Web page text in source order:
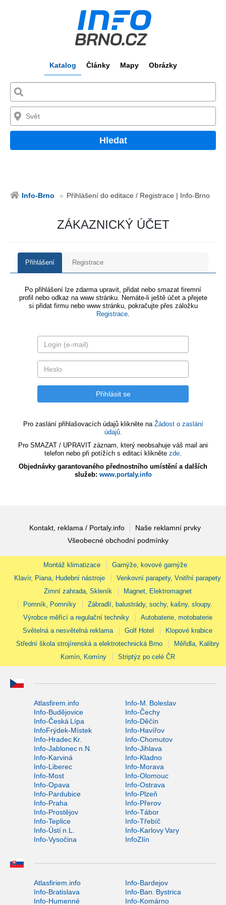
Katalog Články Mapy Obrázky
Hledat
Info-Brno Přihlášení do editace / Registrace | Info-Brno
ZÁKAZNICKÝ ÚČET
Přihlášení Registrace
Po přihlášení lze zdarma upravit, přidat nebo smazat firemní
profil nebo odkaz na www stránku. Nemáte-li ještě účet a přejete
si přidat firmu nebo www stránku, pokračujte přes záložku
Registrace.
Pro zaslání přihlašovacích údajů klikněte na Žádost o zaslání
údajů.
Pro SMAZAT / UPRAVIT záznam, který neobsahuje váš mail ani
telefon nebo při potížích s editací klikněte zde.
Objednávky garantovaného přednostního umístění a dalších
služeb: www.portaly.info
Kontakt, reklama / Portaly.info
Naše reklamní prvky
Všeobecné obchodní podmínky
Montáž klimatizace
Garnýže, kovové garnýže
Klavír, Piana, Hudební nástroje
Venkovní parapety, Vnitřní parapety
Zimní zahrada, Skleník
Magnet, Elektromagnet
Pomník, Pomníky
Zábradlí, balustrády, sochy, kašny, sloupy.
Výrobce měřící a regulační techniky
Autobaterie, motobaterie
Světelná a nesvětelná reklama
Golf Hotel
Klopové krabice
Střední škola strojírenská a elektrotechnická Brno
Měřidla, Kalibry
Komín, Komíny
Striptýz po celé ČR
Atlasfirem.info
Info-M. Boleslav
Info-Budějovice
Info-Čechy
Info-Česká Lípa
Info-Děčín
InfoFrýdek-Místek
Info-Havířov
Info-Hradec Kr.
Info-Chomutov
Info-Jablonec n.N.
Info-Jihlava
Info-Karviná
Info-Kladno
Info-Liberec
Info-Morava
Info-Most
Info-Olomouc
Info-Opava
Info-Ostrava
Info-Pardubice
Info-Plzeň
Info-Praha
Info-Přerov
Info-Prostějov
Info-Tábor
Info-Teplice
Info-Třebíč
Info-Ústí n.L.
Info-Karlovy Vary
Info-Vysočina
InfoZlín
Atlasfiriem.info
Info-Bardejov
Info-Bratislava
Info-Ban. Bystrica
Info-Humenné
Info-Komárno